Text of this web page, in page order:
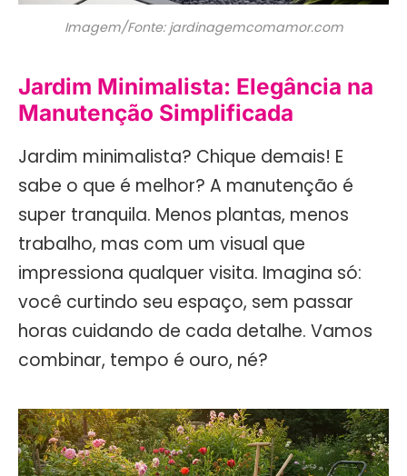
Imagem/Fonte: jardinagemcomamor.com
Jardim Minimalista: Elegância na
Manutenção Simplificada
Jardim minimalista? Chique demais! E
sabe o que é melhor? A manutenção é
super tranquila. Menos plantas, menos
trabalho, mas com um visual que
impressiona qualquer visita. Imagina só:
você curtindo seu espaço, sem passar
horas cuidando de cada detalhe. Vamos
combinar, tempo é ouro, né?